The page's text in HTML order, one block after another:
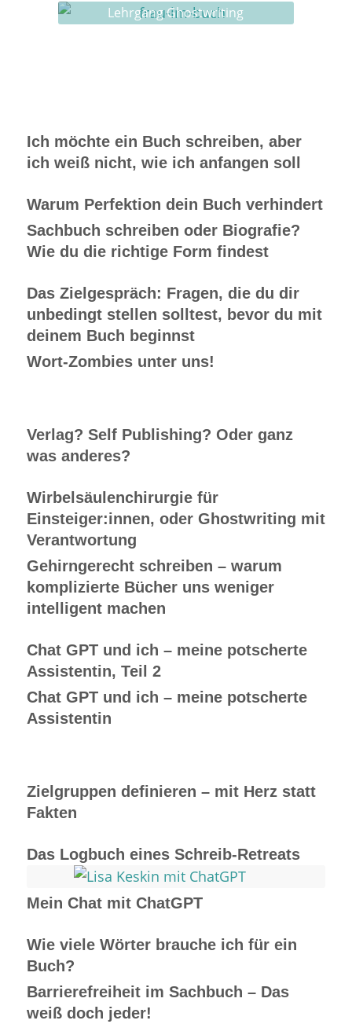
Lehrgang Ghostwriting
Ich möchte ein Buch schreiben, aber
ich weiß nicht, wie ich anfangen soll
Warum Perfektion dein Buch verhindert
Sachbuch schreiben oder Biografie?
Wie du die richtige Form findest
Das Zielgespräch: Fragen, die du dir
unbedingt stellen solltest, bevor du mit
deinem Buch beginnst
Wort-Zombies unter uns!
Verlag? Self Publishing? Oder ganz
was anderes?
Wirbelsäulenchirurgie für
Einsteiger:innen, oder Ghostwriting mit
Verantwortung
Gehirngerecht schreiben – warum
komplizierte Bücher uns weniger
intelligent machen
Chat GPT und ich – meine potscherte
Assistentin, Teil 2
Chat GPT und ich – meine potscherte
Assistentin
Zielgruppen definieren – mit Herz statt
Fakten
Das Logbuch eines Schreib-Retreats
Mein Chat mit ChatGPT
Wie viele Wörter brauche ich für ein
Buch?
Barrierefreiheit im Sachbuch – Das
weiß doch jeder!